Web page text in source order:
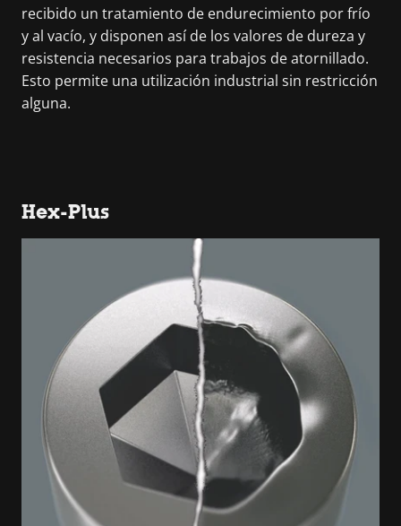
recibido un tratamiento de endurecimiento por frío
y al vacío, y disponen así de los valores de dureza y
resistencia necesarios para trabajos de atornillado.
Esto permite una utilización industrial sin restricción
alguna.
Hex-Plus